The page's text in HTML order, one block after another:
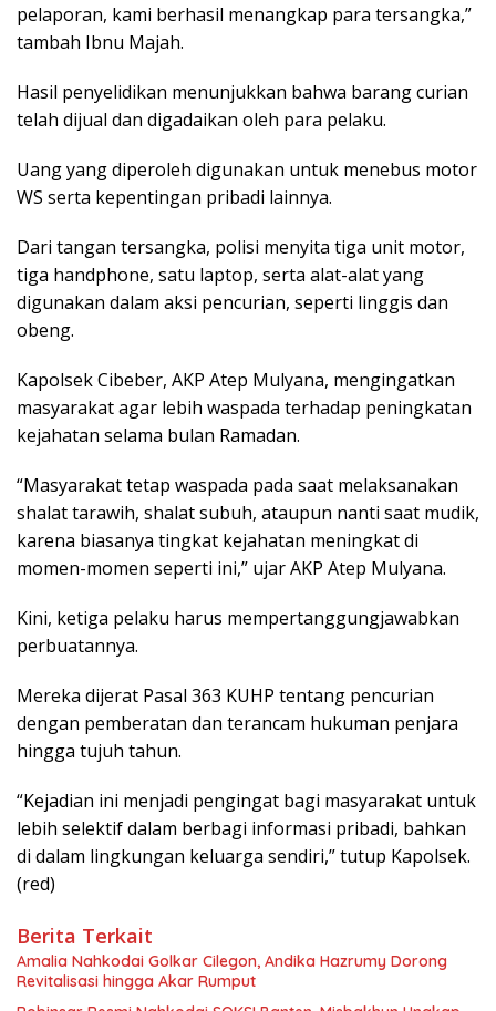
pelaporan, kami berhasil menangkap para tersangka,”
tambah Ibnu Majah.
Hasil penyelidikan menunjukkan bahwa barang curian
telah dijual dan digadaikan oleh para pelaku.
Uang yang diperoleh digunakan untuk menebus motor
WS serta kepentingan pribadi lainnya.
Dari tangan tersangka, polisi menyita tiga unit motor,
tiga handphone, satu laptop, serta alat-alat yang
digunakan dalam aksi pencurian, seperti linggis dan
obeng.
Kapolsek Cibeber, AKP Atep Mulyana, mengingatkan
masyarakat agar lebih waspada terhadap peningkatan
kejahatan selama bulan Ramadan.
“Masyarakat tetap waspada pada saat melaksanakan
shalat tarawih, shalat subuh, ataupun nanti saat mudik,
karena biasanya tingkat kejahatan meningkat di
momen-momen seperti ini,” ujar AKP Atep Mulyana.
Kini, ketiga pelaku harus mempertanggungjawabkan
perbuatannya.
Mereka dijerat Pasal 363 KUHP tentang pencurian
dengan pemberatan dan terancam hukuman penjara
hingga tujuh tahun.
“Kejadian ini menjadi pengingat bagi masyarakat untuk
lebih selektif dalam berbagi informasi pribadi, bahkan
di dalam lingkungan keluarga sendiri,” tutup Kapolsek.
(red)
Berita Terkait
Amalia Nahkodai Golkar Cilegon, Andika Hazrumy Dorong
Revitalisasi hingga Akar Rumput